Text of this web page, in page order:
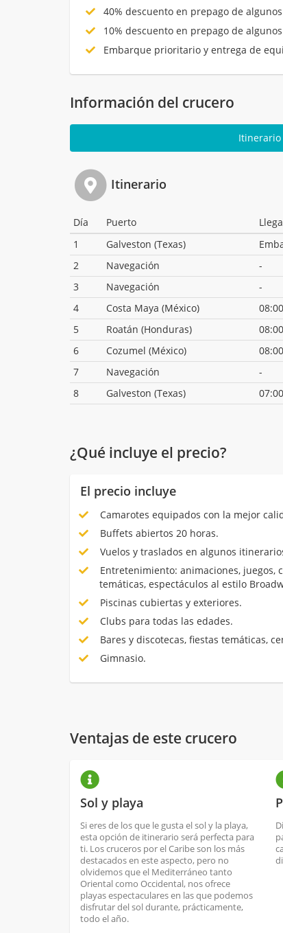
40% descuento en prepago de
10% descuento en prepago de
Embarque prioritario y entrega de
Información del crucero
Itinerario
Itinerario
Día Puerto
1
Galveston (Texas)
2
Navegación -
3
Navegación -
4
Costa Maya (México) 08:00
5
Roatán (Honduras) 08:00
6
Cozumel (México) 08:00
7
Navegación -
8
Galveston (Texas) 07:00
¿Qué incluye el precio?
El precio incluye
Camarotes equipados con la mejor
Buffets abiertos 20 horas.
Vuelos y traslados en algunos
Entretenimiento: animaciones, juegos,
temáticas, espectáculos al estilo
Piscinas cubiertas y exteriores.
Clubs para todas las edades.
Bares y discotecas, fiestas temáticas,
Gimnasio.
Ventajas de este crucero
Sol y playa
Si eres de los que le gusta el sol y la playa,
esta opción de itinerario será perfecta para
ti. Los cruceros por el Caribe son los más
destacados en este aspecto, pero no
olvidemos que el Mediterráneo tanto
Oriental como Occidental, nos ofrece
playas espectaculares en las que podemos
disfrutar del sol durante, prácticamente,
todo el año.